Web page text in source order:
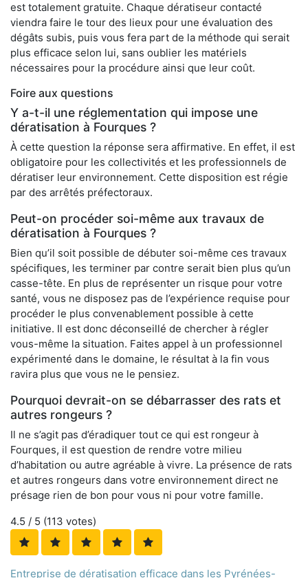
est totalement gratuite. Chaque dératiseur contacté
viendra faire le tour des lieux pour une évaluation des
dégâts subis, puis vous fera part de la méthode qui serait
plus efficace selon lui, sans oublier les matériels
nécessaires pour la procédure ainsi que leur coût.
Foire aux questions
Y a-t-il une réglementation qui impose une
dératisation à Fourques ?
À cette question la réponse sera affirmative. En effet, il est
obligatoire pour les collectivités et les professionnels de
dératiser leur environnement. Cette disposition est régie
par des arrêtés préfectoraux.
Peut-on procéder soi-même aux travaux de
dératisation à Fourques ?
Bien qu’il soit possible de débuter soi-même ces travaux
spécifiques, les terminer par contre serait bien plus qu’un
casse-tête. En plus de représenter un risque pour votre
santé, vous ne disposez pas de l’expérience requise pour
procéder le plus convenablement possible à cette
initiative. Il est donc déconseillé de chercher à régler
vous-même la situation. Faites appel à un professionnel
expérimenté dans le domaine, le résultat à la fin vous
ravira plus que vous ne le pensiez.
Pourquoi devrait-on se débarrasser des rats et
autres rongeurs ?
Il ne s’agit pas d’éradiquer tout ce qui est rongeur à
Fourques, il est question de rendre votre milieu
d’habitation ou autre agréable à vivre. La présence de rats
et autres rongeurs dans votre environnement direct ne
présage rien de bon pour vous ni pour votre famille.
4.5 / 5 (113 votes)
Entreprise de dératisation efficace dans les Pyrénées-